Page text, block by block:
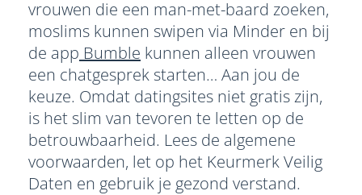
vrouwen die een man-met-baard zoeken,
moslims kunnen swipen via Minder en bij
de app Bumble kunnen alleen vrouwen
een chatgesprek starten… Aan jou de
keuze. Omdat datingsites niet gratis zijn,
is het slim van tevoren te letten op de
betrouwbaarheid. Lees de algemene
voorwaarden, let op het Keurmerk Veilig
Daten en gebruik je gezond verstand.